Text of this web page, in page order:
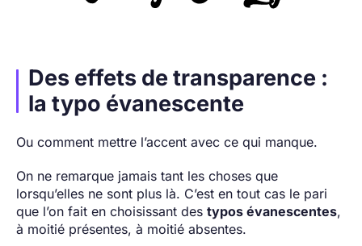
Des effets de transparence :
la typo évanescente
Ou comment mettre l’accent avec ce qui manque.
On ne remarque jamais tant les choses que
lorsqu’elles ne sont plus là. C’est en tout cas le pari
que l’on fait en choisissant des typos évanescentes,
à moitié présentes, à moitié absentes.